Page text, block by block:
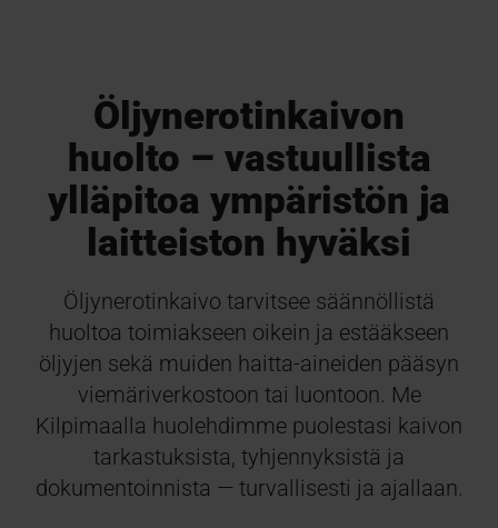
Öljynerotinkaivon
huolto – vastuullista
ylläpitoa ympäristön ja
laitteiston hyväksi
Öljynerotinkaivo tarvitsee säännöllistä
huoltoa toimiakseen oikein ja estääkseen
öljyjen sekä muiden haitta-aineiden pääsyn
viemäriverkostoon tai luontoon. Me
Kilpimaalla huolehdimme puolestasi kaivon
tarkastuksista, tyhjennyksistä ja
dokumentoinnista — turvallisesti ja ajallaan.